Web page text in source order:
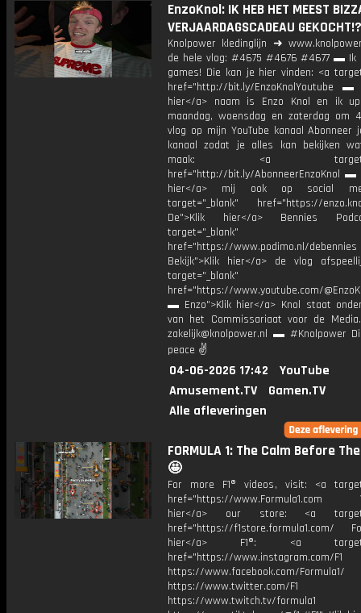
EnzoKnol: IK HEB HET MEEST
VERJAARDAGSCADEAU GEKOCHT!?
Knolpower kledinglijn ➜
de hele vlog: #4675 #4676 #4677 ▬ Ik
games! Die kan je hier vinden: <a
href="http://bit.ly/EnzoKnolYoutube ▬
hier</a> naam is Enzo Knol en ik
maandag, woensdag en zaterdag om
vlog op mijn YouTube kanaal Abonneer
kanaal zodat je alles kan bekijken
maak: <a
href="http://bit.ly/AbonneerEnzoKnol ▬
hier</a> mij ook op social
target="_blank" href="https://
De">Klik hier</a> Bennies
target="_blank"
href="https://www.podimo.nl/debennies
Bekijk">Klik hier</a> de vlog
target="_blank"
href="https://www.youtube.com/
▬ Enzo">Klik hier</a> Knol staat
van het Commissariaat voor de
zakelijk@knolpower.nl ▬ #Knolpower
peace ✌
04-06-2026 17:42
YouTube
Amusement.TV
Gamen.TV
Alle afleveringen
FORMULA 1: The Calm Before
🤩
For more F1® videos, visit: <a
href="https://www.Formula1.com
hier</a> our store: <a
href="https://f1store.formula1.com/
hier</a> F1®: <a
href="https://www.instagram.com/F1
https://www.facebook.com/Formula1/
https://www.twitter.com/F1
https://www.twitch.tv/formula1